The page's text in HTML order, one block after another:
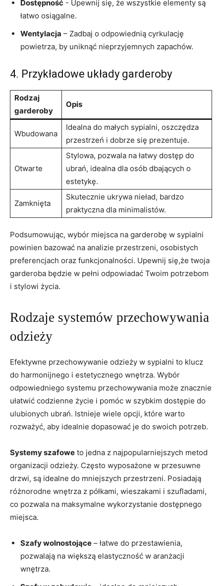
Dostępność ⁢- Upewnij się, że wszystkie elementy są​
łatwo osiągalne.
Wentylacja – Zadbaj o ‍odpowiednią cyrkulację
powietrza,⁣ by uniknąć ⁢nieprzyjemnych zapachów.
4. Przykładowe układy ‌garderoby
Rodzaj
garderoby
Opis
Wbudowana
Idealna do małych sypialni, oszczędza
przestrzeń i dobrze się prezentuje.
Otwarte
Stylowa, pozwala ⁤na⁤ łatwy dostęp do
‌ubrań, ⁢idealna ⁤dla osób dbających o
estetykę.
Zamknięta
Skutecznie ukrywa nieład, ⁣bardzo
praktyczna ⁤dla minimalistów.
Podsumowując, wybór miejsca na garderobę⁢ w sypialni⁤
powinien⁤ bazować na⁢ analizie przestrzeni, ‌osobistych
preferencjach oraz funkcjonalności. Upewnij się,że twoja
garderoba ⁣będzie w pełni ⁤odpowiadać ⁣Twoim potrzebom
i stylowi życia.
Rodzaje‌ systemów ‌przechowywania
odzieży
Efektywne przechowywanie odzieży w ‌sypialni to‌ klucz
do harmonijnego i estetycznego⁢ wnętrza. Wybór
odpowiedniego systemu przechowywania może znacznie
ułatwić codzienne życie i pomóc w szybkim ‌dostępie do
ulubionych ubrań. ⁤Istnieje‍ wiele opcji, które warto
rozważyć,‌ aby idealnie dopasować je do swoich potrzeb.
Systemy szafowe to jedna ‌z najpopularniejszych metod
organizacji odzieży. Często wyposażone w przesuwne
drzwi, są idealne ​do mniejszych przestrzeni. Posiadają
różnorodne⁤ wnętrza ‌z półkami, wieszakami‌ i szufladami,
co ​pozwala na maksymalne wykorzystanie dostępnego
miejsca.
Szafy wolnostojące – łatwe do przestawienia,
pozwalają na większą elastyczność w aranżacji
wnętrza.